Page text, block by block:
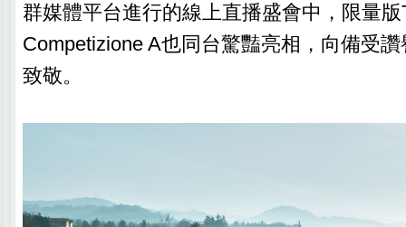
群媒體平台進行的線上直播盛會中，限量
Competizione A也同台驚豔亮相，向備受
致敬。